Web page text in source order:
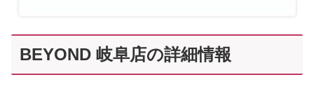
BEYOND 岐阜店の詳細情報